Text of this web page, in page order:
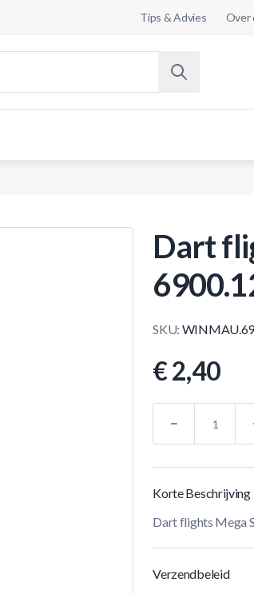
Tips & Advies Over
Dart
SKU:
€ 2,40
Korte Beschrijving
Dart flights Mega
Verzendbeleid